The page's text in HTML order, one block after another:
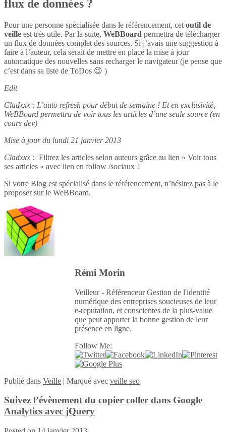
flux de données ?
Pour une personne spécialisée dans le référencement, cet outil de
veille est très utile. Par la suite, WeBBoard permettra de télécharger
un flux de données complet des sources. Si j’avais une suggestion à
faire à l’auteur, cela serait de mettre en place la mise à jour
automatique des nouvelles sans recharger le navigateur (je pense que
c’est dans sa liste de ToDos 😉 )
Edit
Cladxxx : L’auto refresh pour début de semaine ! Et en exclusivité,
WeBBoard permettra de voir tous les articles d’une seule source (en
cours dev)
Mise à jour du lundi 21 janvier 2013
Cladxxx : Filtrez les articles selon auteurs grâce au lien « Voir tous
ses articles » avec lien en follow /sociaux !
Si votre Blog est spécialisé dans le référencement, n’hésitez pas à le
proposer sur le WeBBoard.
Rémi Morin
Veilleur - Référenceur Gestion de l'identité
numérique des entreprises soucieuses de leur
e-reputation, et conscientes de la plus-value
que peut apporter la bonne gestion de leur
présence en ligne.
Follow Me:
Publié dans Veille | Marqué avec veille seo
Suivez l’évènement du copier coller dans Google
Analytics avec jQuery